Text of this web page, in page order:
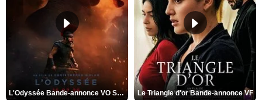
L'Odyssée Bande-annonce VO STFR Le Triangle d'or Bande-annonce VF